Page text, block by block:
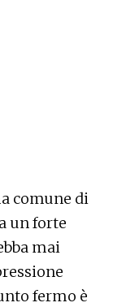
comune di
un forte
mai
fermo è